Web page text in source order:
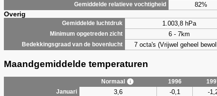
Gemiddelde relatieve vochtigheid 82%
Overig
Gemiddelde luchtdruk 1.003,8 hPa
Minimum opgetreden zicht 6 - 7km
Bedekkingsgraad van de bovenlucht 7 octa's (Vrijwel geheel
Maandgemiddelde temperaturen
Normaal 1996
Januari
3,6 -0,1 -